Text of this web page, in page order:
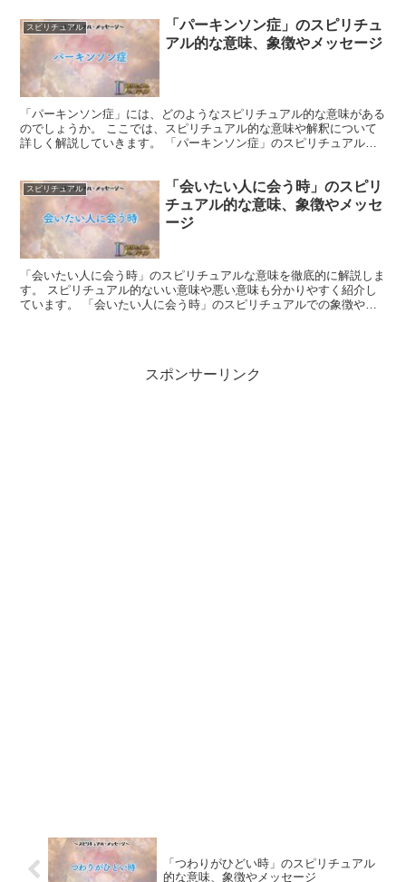
スピリチュアル
「パーキンソン症」のスピリチュ
アル的な意味、象徴やメッセージ
「パーキンソン症」には、どのようなスピリチュアル的な意味がある
のでしょうか。 ここでは、スピリチュアル的な意味や解釈について
詳しく解説していきます。 「パーキンソン症」のスピリチュアルで
スピリチュアル
「会いたい人に会う時」のスピリ
チュアル的な意味、象徴やメッセ
ージ
「会いたい人に会う時」のスピリチュアルな意味を徹底的に解説しま
す。 スピリチュアル的ないい意味や悪い意味も分かりやすく紹介し
ています。 「会いたい人に会う時」のスピリチュアルでの象徴や意
スポンサーリンク
「つわりがひどい時」のスピリチュアル
的な意味、象徴やメッセージ